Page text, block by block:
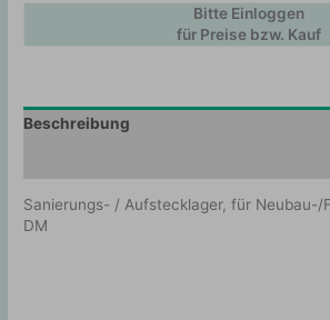
Bitte Einloggen
für Preise bzw. Kauf
Beschreibung
Sanierungs- / Aufstecklager, für Neubau-/
DM